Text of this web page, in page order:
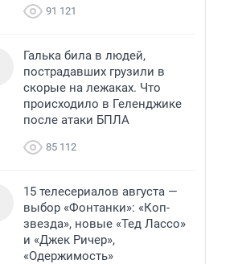
Ленобласти
новые базовые
МегаФона
МегаФона установили телеком-
на популярных водоёмах
недалеко от Большого Тосненского
14:59
91 121
Галька била в людей,
пострадавших грузили в
скорые на лежаках. Что
происходило в Геленджике
после атаки БПЛА
85 112
15 телесериалов августа —
выбор «Фонтанки»: «Коп-
звезда», новые «Тед Лассо»
и «Джек Ричер»,
«Одержимость»